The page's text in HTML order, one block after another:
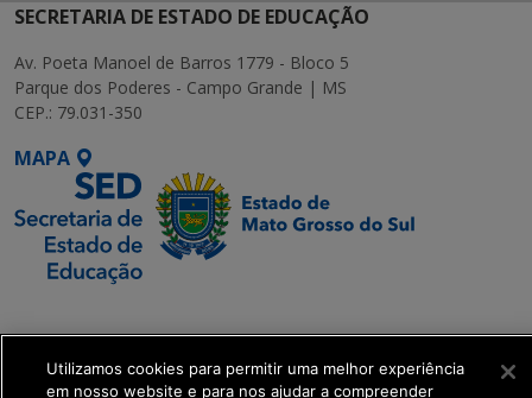
SECRETARIA DE ESTADO DE EDUCAÇÃO
Av. Poeta Manoel de Barros 1779 - Bloco 5
Parque dos Poderes - Campo Grande | MS
CEP.: 79.031-350
MAPA
Executiva de
Transformação Digital
Utilizamos cookies para permitir uma melhor experiência
em nosso website e para nos ajudar a compreender